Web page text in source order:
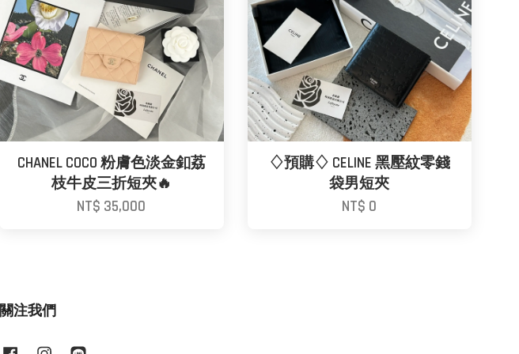
CHANEL COCO 粉膚色淡金釦荔
枝牛皮三折短夾🔥
NT$ 35,000
♢預購♢ CELINE 黑壓紋零錢
袋男短夾
NT$ 0
關注我們